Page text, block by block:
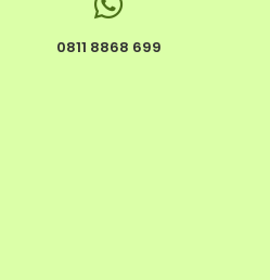
0811 8868 699